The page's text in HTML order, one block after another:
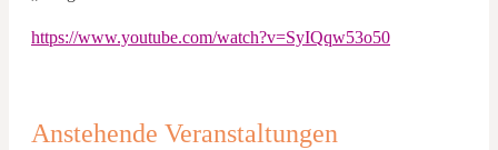
https://www.youtube.com/watch?v=SyIQqw53o50
Anstehende Veranstaltungen